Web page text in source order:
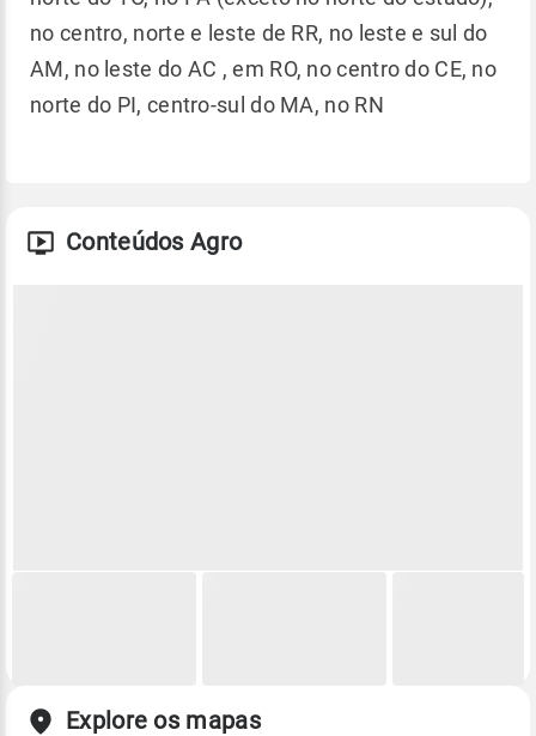
no centro, norte e leste de RR, no leste e sul do
AM, no leste do AC , em RO, no centro do CE, no
norte do PI, centro-sul do MA, no RN
Conteúdos Agro
Explore os mapas